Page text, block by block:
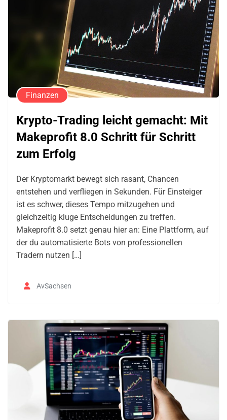
Finanzen
Krypto-Trading leicht gemacht: Mit
Makeprofit 8.0 Schritt für Schritt
zum Erfolg
Der Kryptomarkt bewegt sich rasant, Chancen
entstehen und verfliegen in Sekunden. Für Einsteiger
ist es schwer, dieses Tempo mitzugehen und
gleichzeitig kluge Entscheidungen zu treffen.
Makeprofit 8.0 setzt genau hier an: Eine Plattform, auf
der du automatisierte Bots von professionellen
Tradern nutzen […]
AvSachsen